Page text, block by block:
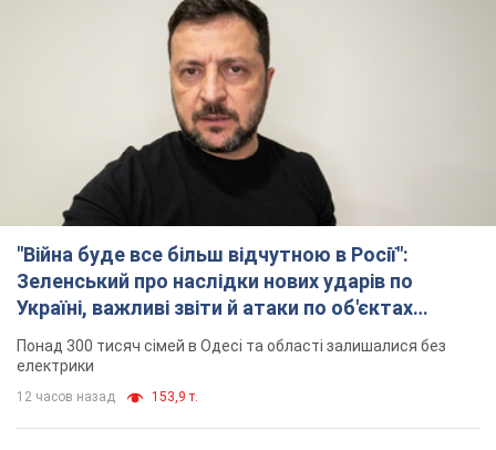
"Війна буде все більш відчутною в Росії":
Зеленський про наслідки нових ударів по
Україні, важливі звіти й атаки по об'єктах
Понад 300 тисяч сімей в Одесі та області залишалися без
12 часов назад
"Вкрай прикро": Сибіга розкритикував ЮНІСЕФ
за заяву про загиблих дітей в Україні
Глава МЗС наголосив, що причиною загибелі українських
дітей є війна, яку розв'язала РФ
10 часов назад 10,4 т.
"Суттєві руйнування": Росія завдала